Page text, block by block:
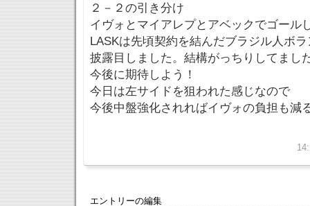
２－２の引き分け
イヴォとマイアレプとアベックでゴール
LASKは先頃契約を結んだブラジル人ボ
披露目しました。結構がっちりしてまし
今後に期待しよう！
今日は左サイドを狙われた感じなので
今後中盤強化されればイヴォの負担も減
エントリーの編集